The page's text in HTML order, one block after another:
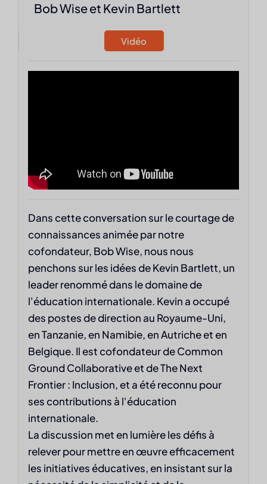
Bob Wise et Kevin Bartlett
Vidéo
Dans cette conversation sur le courtage de
connaissances animée par notre
cofondateur, Bob Wise, nous nous
penchons sur les idées de Kevin Bartlett, un
leader renommé dans le domaine de
l'éducation internationale. Kevin a occupé
des postes de direction au Royaume-Uni,
en Tanzanie, en Namibie, en Autriche et en
Belgique. Il est cofondateur de Common
Ground Collaborative et de The Next
Frontier : Inclusion, et a été reconnu pour
ses contributions à l'éducation
internationale.
La discussion met en lumière les défis à
relever pour mettre en œuvre efficacement
les initiatives éducatives, en insistant sur la